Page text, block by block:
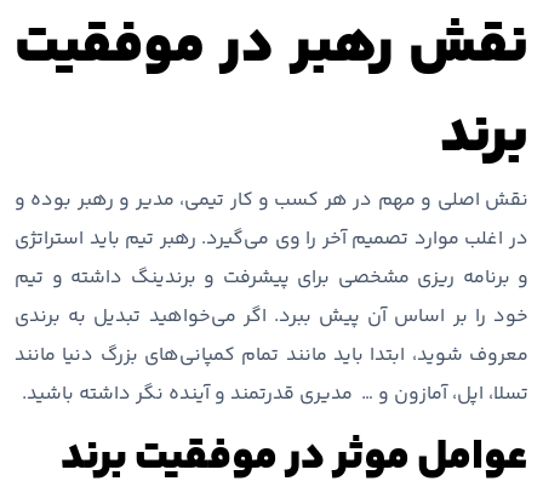
نقش رهبر در موفقیت
برند
نقش اصلی و مهم در هر کسب و کار تیمی، مدیر و رهبر بوده و
در اغلب موارد تصمیم آخر را وی می‌گیرد. رهبر تیم باید استراتژی
و برنامه ریزی مشخصی برای پیشرفت و برندینگ داشته و تیم
خود را بر اساس آن پیش ببرد. اگر می‌خواهید تبدیل به برندی
معروف شوید، ابتدا باید مانند تمام کمپانی‌های بزرگ دنیا مانند
تسلا، اپل، آمازون و … مدیری قدرتمند و آینده نگر داشته باشید.
عوامل موثر در موفقیت برند